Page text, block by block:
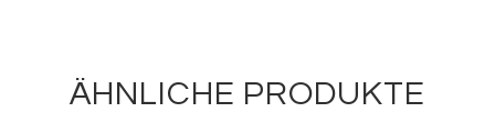
ÄHNLICHE PRODUKTE